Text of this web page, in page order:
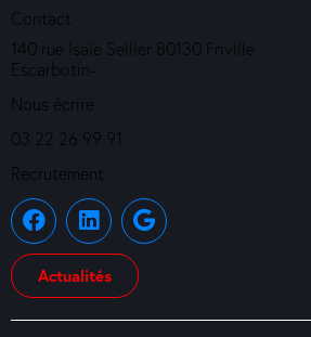
Contact
140 rue Isaïe Sellier 80130 Friville
Escarbotin-
Nous écrire
03 22 26 99 91
Recrutement
Actualités